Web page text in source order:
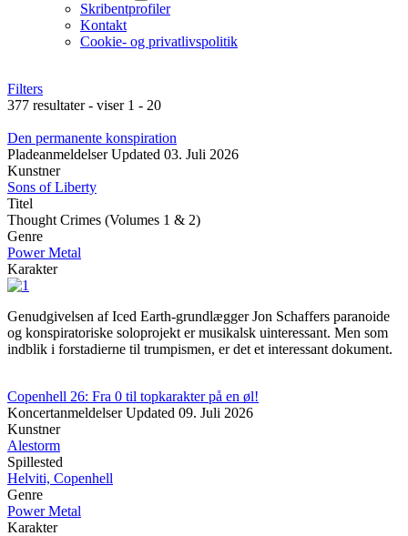
Skribentprofiler
Kontakt
Cookie- og privatlivspolitik
Filters
377 resultater - viser 1 - 20
Den permanente konspiration
Pladeanmeldelser Updated 03. Juli 2026
Kunstner
Sons of Liberty
Titel
Thought Crimes (Volumes 1 & 2)
Genre
Power Metal
Karakter
Genudgivelsen af Iced Earth-grundlægger Jon Schaffers paranoide
og konspiratoriske soloprojekt er musikalsk uinteressant. Men som
indblik i forstadierne til trumpismen, er det et interessant dokument.
Copenhell 26: Fra 0 til topkarakter på en øl!
Koncertanmeldelser Updated 09. Juli 2026
Kunstner
Alestorm
Spillested
Helviti, Copenhell
Genre
Power Metal
Karakter